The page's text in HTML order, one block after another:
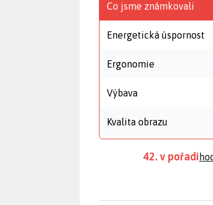
Co jsme známkovali
Energetická úspornost
Ergonomie
Výbava
Kvalita obrazu
42. v pořadí